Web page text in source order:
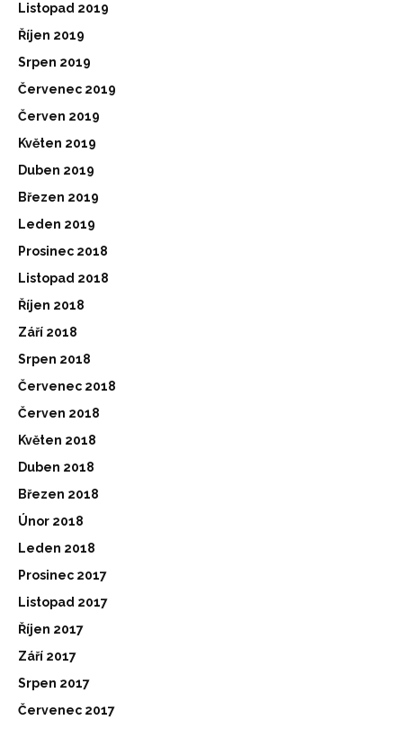
Listopad 2019
Říjen 2019
Srpen 2019
Červenec 2019
Červen 2019
Květen 2019
Duben 2019
Březen 2019
Leden 2019
Prosinec 2018
Listopad 2018
Říjen 2018
Září 2018
Srpen 2018
Červenec 2018
Červen 2018
Květen 2018
Duben 2018
Březen 2018
Únor 2018
Leden 2018
Prosinec 2017
Listopad 2017
Říjen 2017
Září 2017
Srpen 2017
Červenec 2017